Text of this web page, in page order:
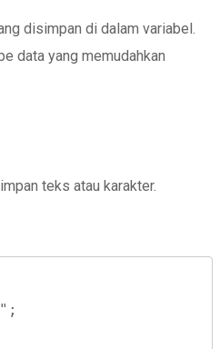
disimpan di dalam variabel.
data yang memudahkan
teks atau karakter.